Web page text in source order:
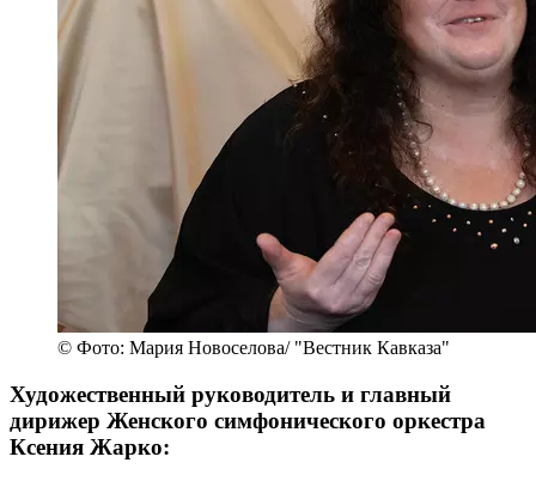
© Фото: Мария Новоселова/ "Вестник Кавказа"
Художественный руководитель и главный
дирижер Женского симфонического оркестра
Ксения Жарко: